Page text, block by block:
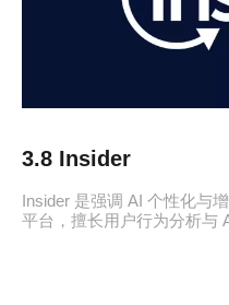
3.8 Insider
Insider 是强调 AI 个性化与
平台，擅长用户行为分析与